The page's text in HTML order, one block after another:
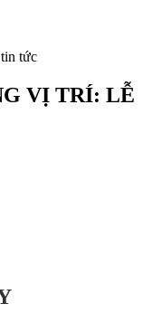
tức
VỊ TRÍ: LỄ